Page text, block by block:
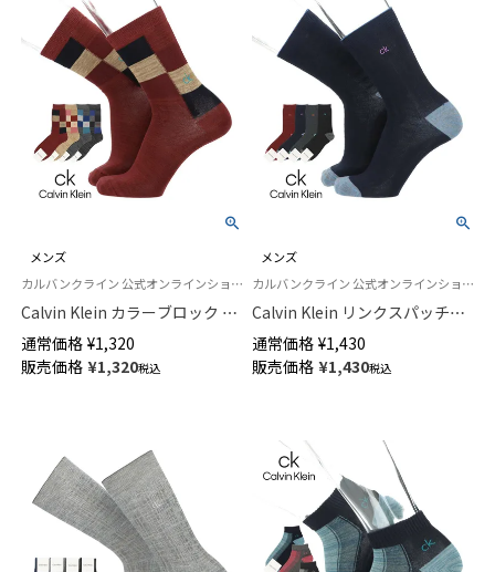
メンズ
カルバンクライン 公式オンラインショップ 紳士 靴下 男性
Calvin Klein カラーブロック ミ
ドル丈 カジュアル ソックス メ
ンズ 02542274
通常価格 ¥1,320
販売価格 ¥1,320税込
メンズ
カルバンクライン 公式オンラインショップ 紳士 靴下 男性
Calvin Klein リンクスパッチワ
ーク ミドル丈 カジュアル ソッ
クス メンズ 02542273
通常価格 ¥1,430
販売価格 ¥1,430税込